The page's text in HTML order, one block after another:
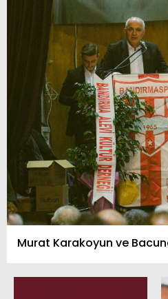
Murat Karakoyun ve